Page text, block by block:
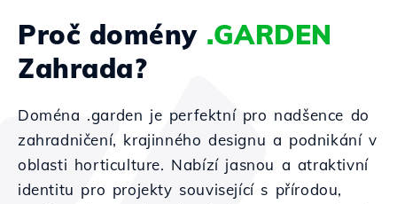
Proč domény .GARDEN
Zahrada?
Doména .garden je perfektní pro nadšence do
zahradničení, krajinného designu a podnikání v
oblasti horticulture. Nabízí jasnou a atraktivní
identitu pro projekty související s přírodou,